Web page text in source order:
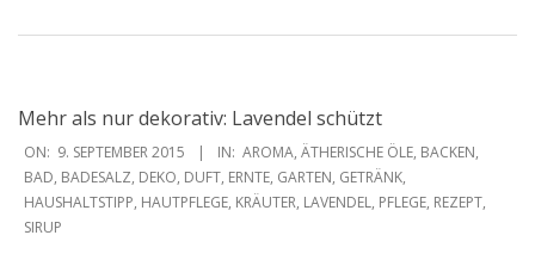
Mehr als nur dekorativ: Lavendel schützt
2015-
09-
09
ON: 9. SEPTEMBER 2015 IN: AROMA, ÄTHERISCHE ÖLE, BACKEN,
BAD, BADESALZ, DEKO, DUFT, ERNTE, GARTEN, GETRÄNK,
HAUSHALTSTIPP, HAUTPFLEGE, KRÄUTER, LAVENDEL, PFLEGE, REZEPT,
SIRUP